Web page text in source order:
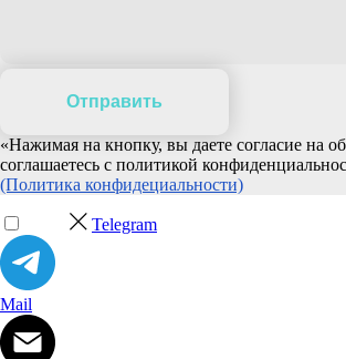
Отправить
«Нажимая на кнопку, вы даете согласие на
соглашаетесь c политикой
(Политика конфидециальности)
Telegram
Mail